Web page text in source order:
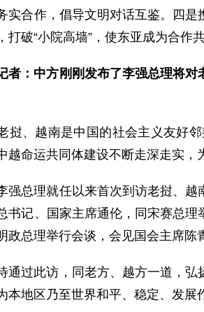
实合作，倡导文明对话互鉴。四
打破“小院高墙”，使东亚成为合作
者：中方刚刚发布了李强总理将
挝、越南是中国的社会主义友好
越命运共同体建设不断走深走实
强总理就任以来首次到访老挝、
书记、国家主席通伦，同宋赛总
政总理举行会谈，会见国会主席陈
通过此访，同老方、越方一道，
本地区乃至世界和平、稳定、发展